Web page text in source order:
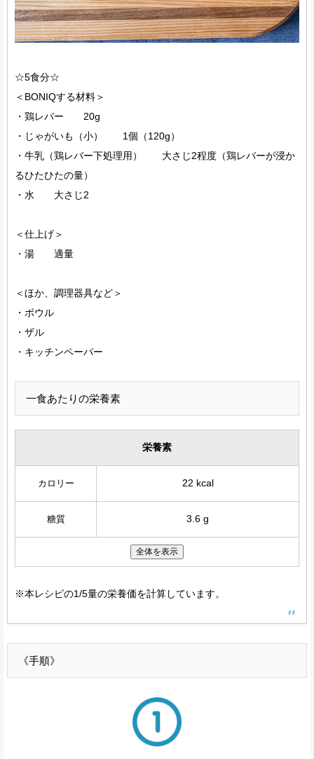
☆5食分☆
＜BONIQする材料＞
・鶏レバー 20g
・じゃがいも（小） 1個（120g）
・牛乳（鶏レバー下処理用） 大さじ2程度（鶏レバーが浸か
るひたひたの量）
・水 大さじ2
＜仕上げ＞
・湯 適量
＜ほか、調理器具など＞
・ボウル
・ザル
・キッチンペーパー
一食あたりの栄養素
栄養素
カロリー 22 kcal
糖質 3.6 g
全体を表示
※本レシピの1/5量の栄養価を計算しています。
《手順》